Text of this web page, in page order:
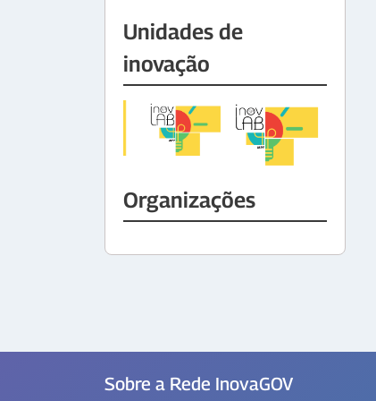
Unidades de
inovação
Organizações
Sobre a Rede InovaGOV